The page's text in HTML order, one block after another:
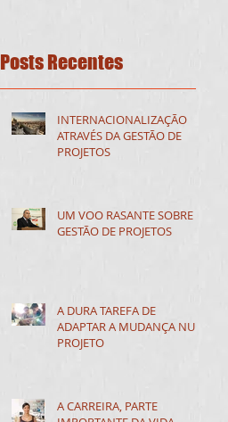
Posts Recentes
INTERNACIONALIZAÇÃO
ATRAVÉS DA GESTÃO DE
PROJETOS
UM VOO RASANTE SOBRE A
GESTÃO DE PROJETOS
A DURA TAREFA DE
ADAPTAR A MUDANÇA NUM
PROJETO
A CARREIRA, PARTE